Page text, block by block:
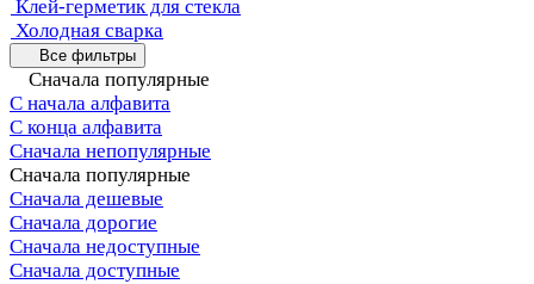
Клей-герметик для стекла
Холодная сварка
Все фильтры
Сначала популярные
С начала алфавита
С конца алфавита
Сначала непопулярные
Сначала популярные
Сначала дешевые
Сначала дорогие
Сначала недоступные
Сначала доступные